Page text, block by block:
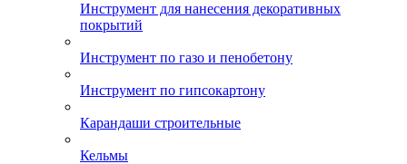
Инструмент для нанесения декоративных
покрытий
Инструмент по газо и пенобетону
Инструмент по гипсокартону
Карандаши строительные
Кельмы